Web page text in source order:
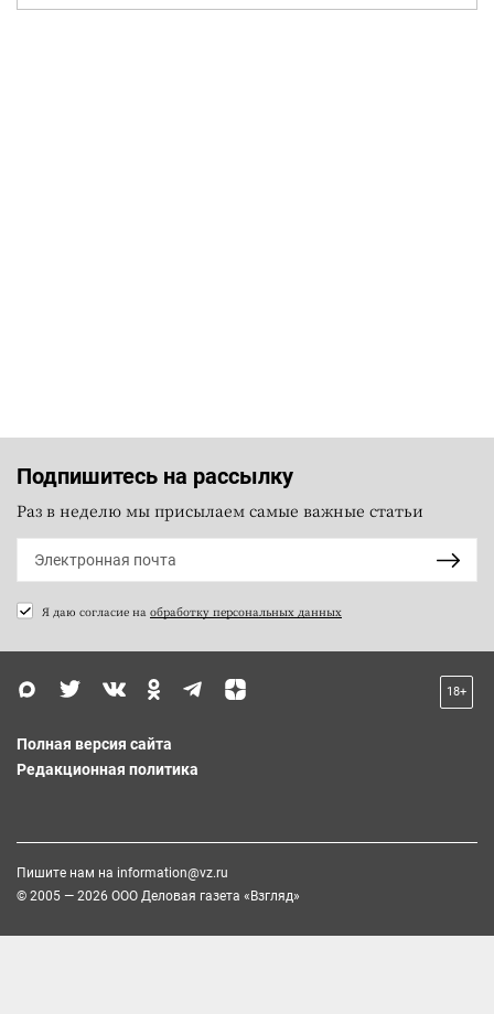
Подпишитесь на рассылку
Раз в неделю мы присылаем самые важные статьи
Я даю согласие на обработку персональных данных
18+
Полная версия сайта
Редакционная политика
Пишите нам на information@vz.ru
© 2005 — 2026 ООО Деловая газета «Взгляд»